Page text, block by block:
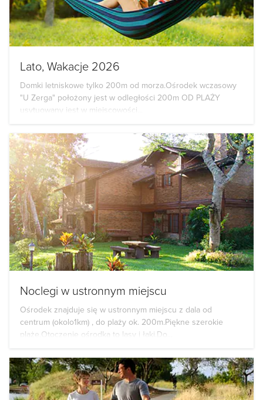
Lato, Wakacje 2026
Domki letniskowe tylko 200m od morza.Ośrodek wczasowy
"U Zerga" położony jest w odległości 200m OD PLAŻY
usytuowany jest w miejscowości...
Noclegi w ustronnym miejscu
Ośrodek znajduje się w ustronnym miejscu z dala od
centrum (okolo1km) , do plaży ok. 200m.Piękne szerokie
plaże.Otoczenie ośrodka to lasy i łąki.Do...